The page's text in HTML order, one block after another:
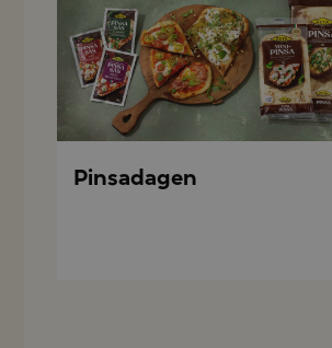
Pinsadagen